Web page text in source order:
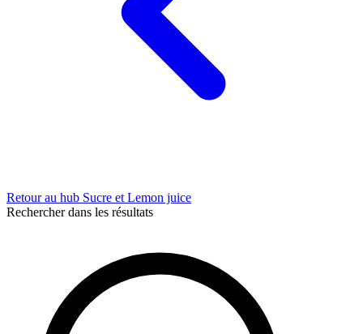
Retour au hub Sucre et Lemon juice
Rechercher dans les résultats